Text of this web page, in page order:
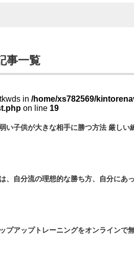
事一覧
in /home/xs782569/
on line 19
い子供が大きな相手に勝つ方法 厳しい
、自分流の理想的な勝ち方、自分にあ
プアップトレーニングをオンラインで